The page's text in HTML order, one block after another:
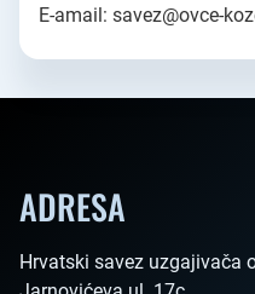
E-amail: savez@ovce-
ADRESA
Hrvatski savez uzgajivača